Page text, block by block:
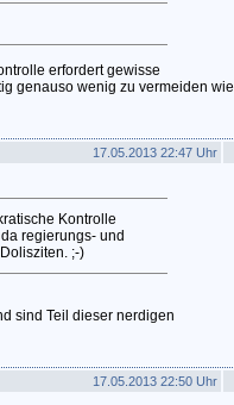
erfordert gewisse
genauso wenig zu vermeiden wie
17.05.2013 22:47 Uhr
Kontrolle
regierungs- und
;-)
sind Teil dieser nerdigen
17.05.2013 22:50 Uhr